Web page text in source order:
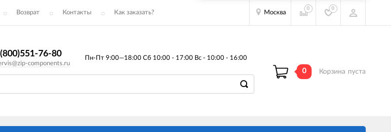
Возврат Контакты Как заказать? Москва
0 0
76-80
components.ru
Пн-Пт 9:00—18:00 Сб 10:00 - 17:00 Вс - 10:00 - 16:00
0 Корзина пуста